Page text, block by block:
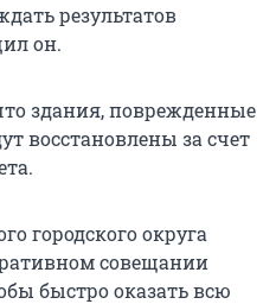
результатов
он.
здания, поврежденные
восстановлены за счет
городского округа
совещании
быстро оказать всю